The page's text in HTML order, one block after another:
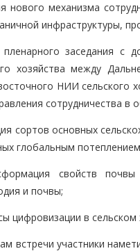
нового механизма
инфраструктуры,
заседания с
хозяйства между
НИИ сельского
сотрудничества в
сортов основных
глобальным
свойств почвы
и почвы;
цифровизации в сельском
встречи участники